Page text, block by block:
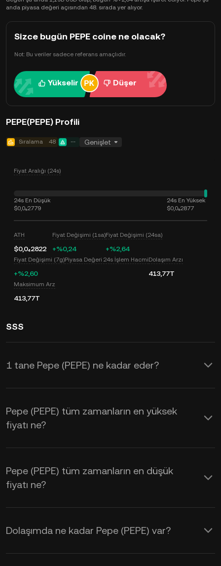
anda piyasa değeri açısından 48. sırada yer alıyor.
Sizce bugün PEPE coine ne olacak?
Not: Bu veriler sadece referans amaçlıdır.
Yükselir Düşer
PEPE(PEPE) Profili
Sıralama 48 -- Genişlet
Fiyat Aralığı (24s)
24s En Düşük
$0,0₅2779
24s En Yüksek
$0,0₅2877
ATH
$0,0₄2822
Fiyat Değişimi (1sa)
+%0,24
Fiyat Değişimi (24sa)
+%2,64
Fiyat Değişimi (7g)
+%2,60
Piyasa Değeri 24s İşlem HacmiDolaşım Arzı
413,77T
Maksimum Arz
413,77T
SSS
1 tane Pepe (PEPE) ne kadar eder?
KuCoin, Pepe (PEPE) için gerçek
zamanlı güncellenen USD fiyatı sağlar.
Pepe fiyatı; arz ve talebin yanı sıra
öğrenmek için KuCoin Hesaplayıcıyı
kullanabilirsiniz.
Pepe (PEPE) tüm zamanların en yüksek
fiyatı ne?
Pepe (PEPE) tüm zamanların en düşük
fiyatı ne?
Dolaşımda ne kadar Pepe (PEPE) var?